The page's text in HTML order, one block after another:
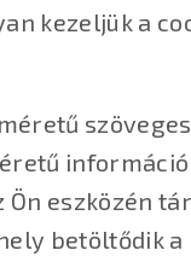
kezeljük a
Ön eszközén
betöltődik a